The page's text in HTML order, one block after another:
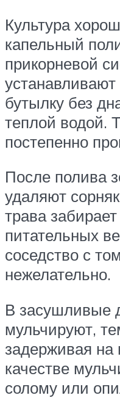
Культура
капельный
прикорневой
бутылку без
теплой водой.
постепенно
После полива
удаляют
трава
питательных
соседство с
нежелательно.
В засушливые
мульчируют,
задерживая на
качестве
солому или